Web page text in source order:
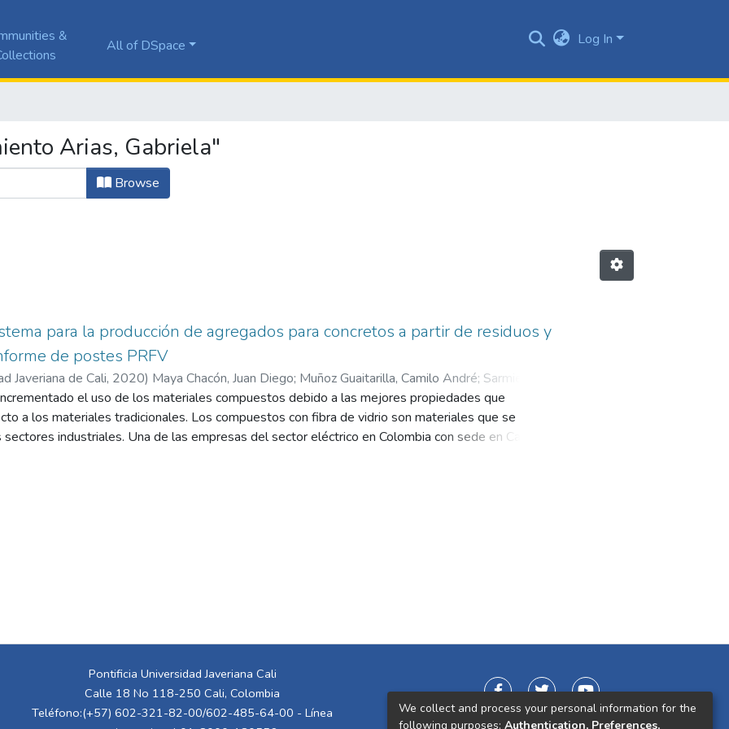
&
All of DSpace Log In
Arias, Gabriela"
Browse
para la producción de agregados para concretos a partir de residuos y
de postes PRFV
Javeriana de Cali, 2020) Maya Chacón, Juan Diego; Muñoz Guaitarilla, Camilo André; Sarmiento
Muñoz, José Alejandro
el uso de los materiales compuestos debido a las mejores propiedades que
a los materiales tradicionales. Los compuestos con fibra de vidrio son materiales que se
industriales. Una de las empresas del sector eléctrico en Colombia con sede en Cali,
reforzados con fibra de vidrio (PRFV). Actualmente, LA EMPRESA presenta una serie de
la demanda a partir de registros históricos del DANE, obteniendo un VPN promedio de $
indica la factibilidad financiera del proyecto. Se concluye que el sistema es de gran utilidad para
una ventaja competitiva y contribuye a disminuir la problemática ambiental generada por los
Pontificia Universidad Javeriana Cali
Calle 18 No 118-250 Cali, Colombia
Teléfono:(+57) 602-321-82-00/602-485-64-00 - Línea
We collect and process your personal information for the
following purposes: Authentication, Preferences,